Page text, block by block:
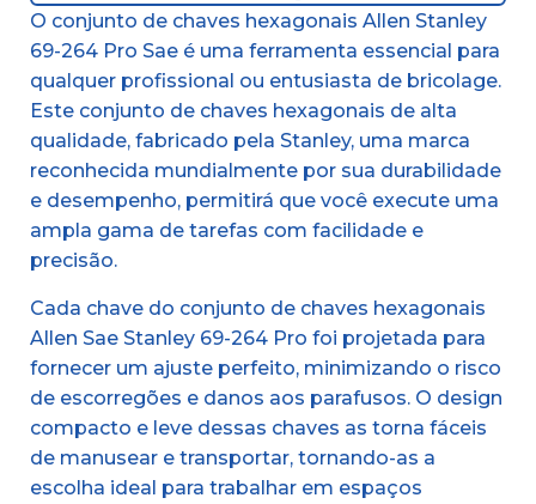
O conjunto de chaves hexagonais Allen Stanley
69-264 Pro Sae é uma ferramenta essencial para
qualquer profissional ou entusiasta de bricolage.
Este conjunto de chaves hexagonais de alta
qualidade, fabricado pela Stanley, uma marca
reconhecida mundialmente por sua durabilidade
e desempenho, permitirá que você execute uma
ampla gama de tarefas com facilidade e
precisão.
Cada chave do conjunto de chaves hexagonais
Allen Sae Stanley 69-264 Pro foi projetada para
fornecer um ajuste perfeito, minimizando o risco
de escorregões e danos aos parafusos. O design
compacto e leve dessas chaves as torna fáceis
de manusear e transportar, tornando-as a
escolha ideal para trabalhar em espaços